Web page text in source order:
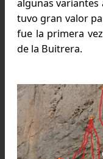
Piedra
Los primeros
1950. Algunos